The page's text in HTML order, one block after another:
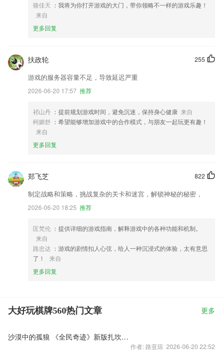
骆佳天 ：我将为你打开游戏的大门，带你领略不一样的游戏乐趣！
来自
更多回复
255
扶政轮
游戏的服务器容量不足，导致延迟严重
2026-06-20 17:57 推荐
祁山丹 ：提前规划游戏时间，避免沉迷，保持身心健康 来自
柯媚舒 ：希望能够增加游戏中的合作模式，与朋友一起玩更有趣！
来自
更多回复
822
郑飞芝
制定战略和策略，挑战复杂的关卡和迷宫，解锁神秘的秘密，
2026-06-20 18:25 推荐
匡梵伦 ：提供详细的游戏指南，解释游戏中的各种功能和机制。
来自
路忠达 ：游戏的剧情扣人心弦，给人一种沉浸式的体验，太有意思
了！
来自
更多回复
大好玩棋牌560热门文章 更多
沙漠中的孤狼 《全民奇迹》新版扎坎初登场
作者: 路亚琼 2026-06-20 22:52